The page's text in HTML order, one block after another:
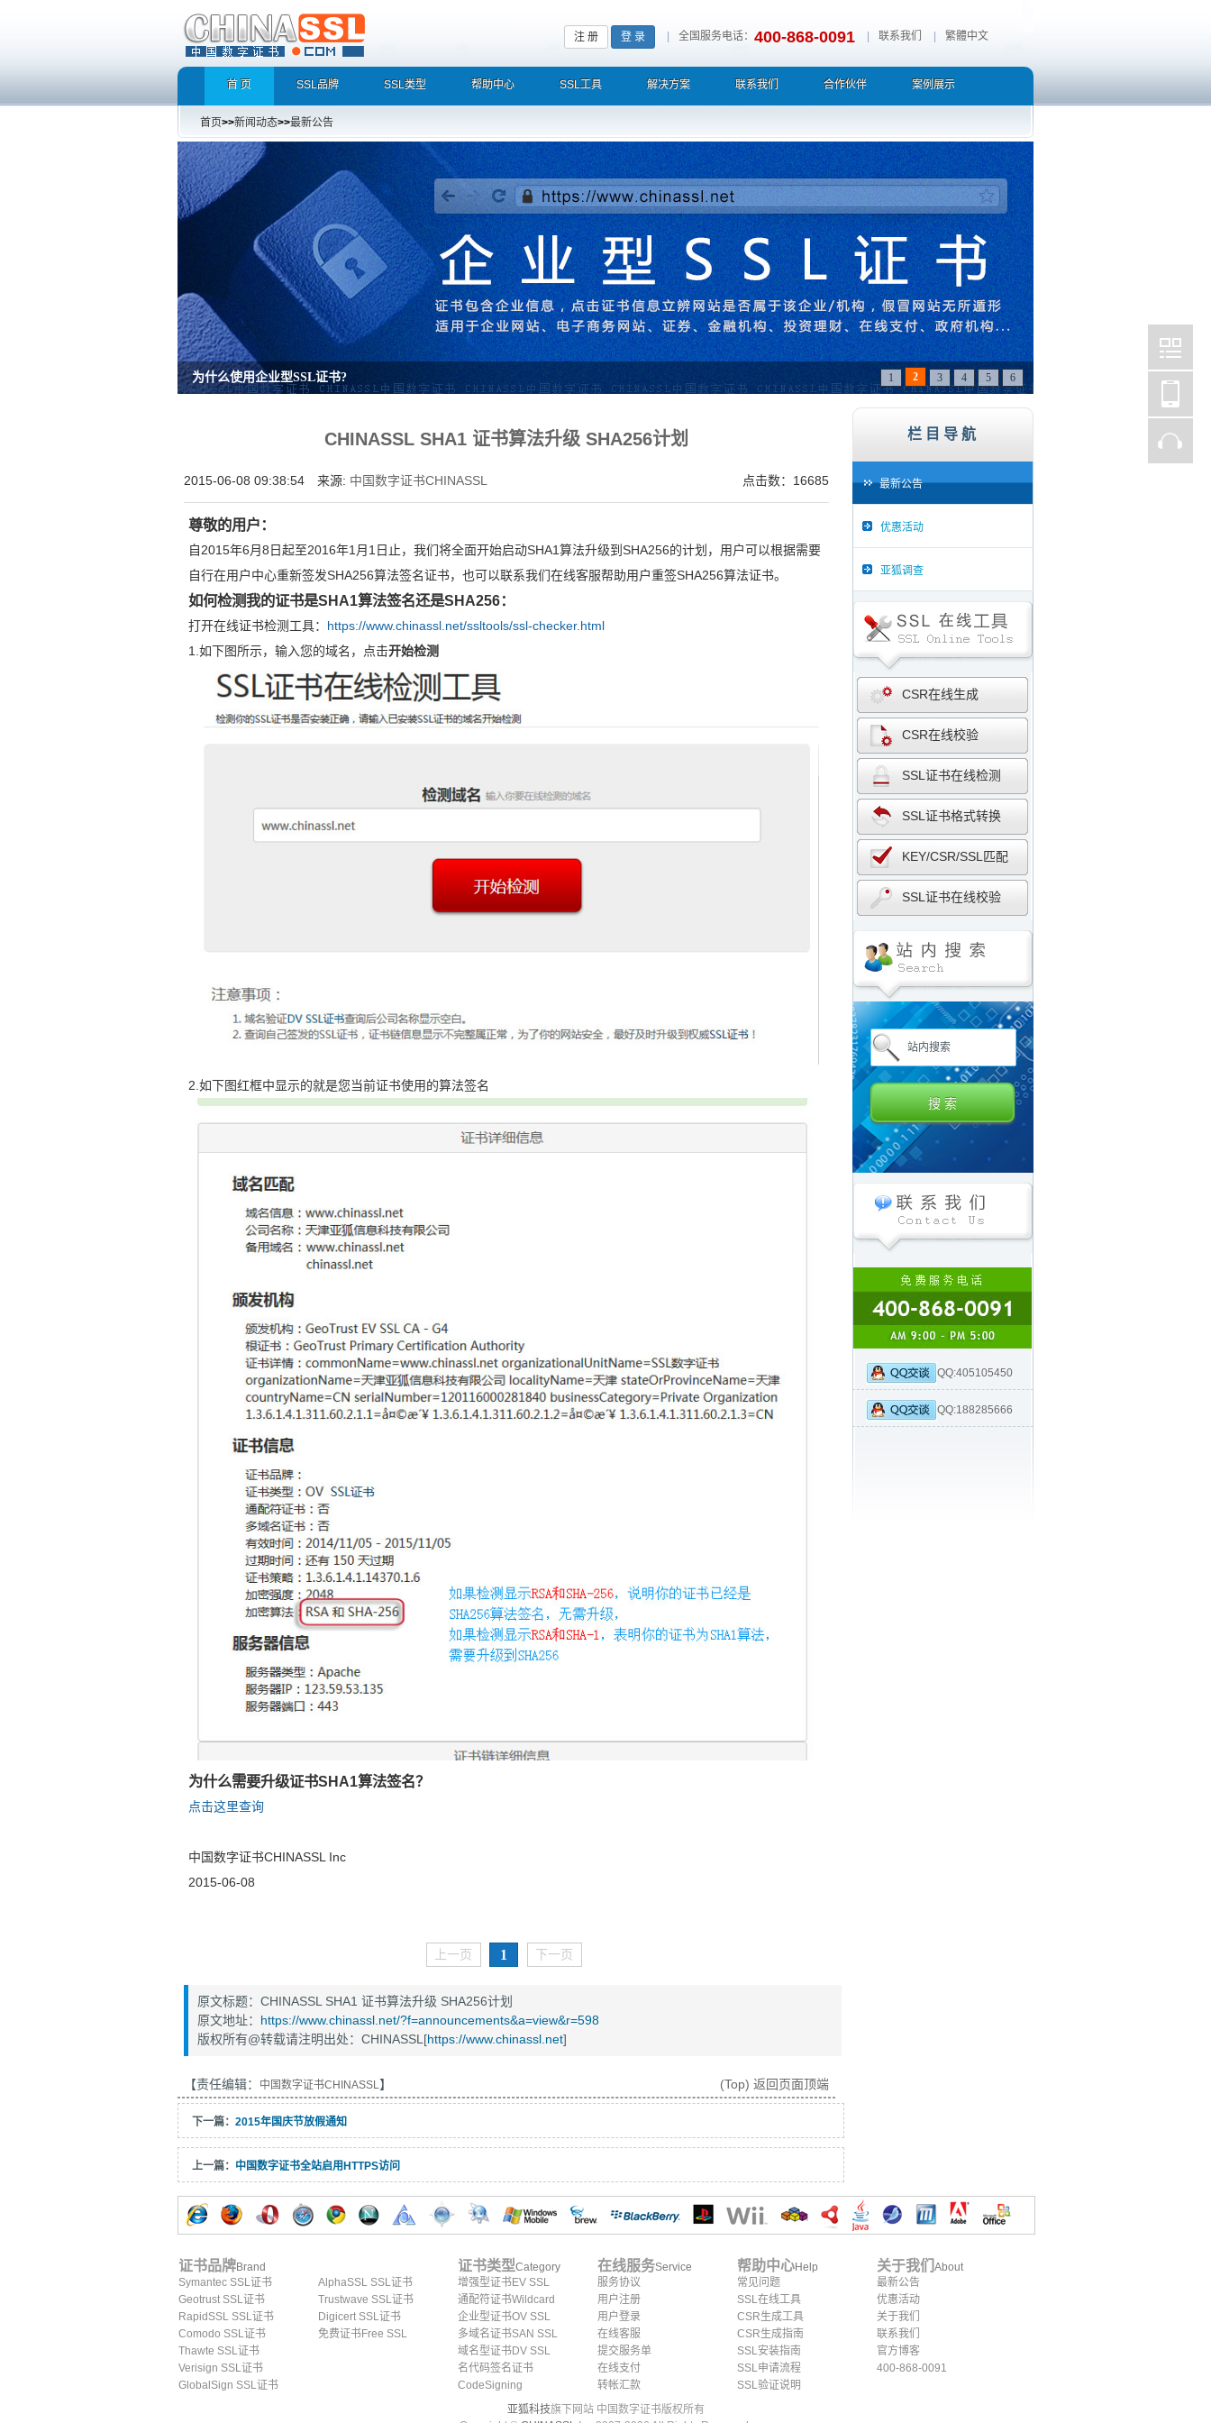
注 册 登 录 全国服务电话： 400-868-0091 联系我们 繁體中文
首 页 SSL品牌 SSL类型 帮助中心 SSL工具 解决方案 联系我们 合作伙伴 案例展示
首页>>新闻动态>>最新公告
为什么使用企业型SSL证书?
为什么企业型SSL证书? 证书包含企业信息，点击证书信息立辨网站是否属于该企业/机构，假冒网站无所遁形 适用于企业网站、电子商务网站、证券、金融机构、投资理财、在线支
1 2 3 4 5 6
CHINASSL SHA1 证书算法升级 SHA256计划
点击数：16685
2015-06-08 09:38:54 来源: 中国数字证书CHINASSL
尊敬的用户：
自2015年6月8日起至2016年1月1日止，我们将全面开始启动SHA1算法升级到SHA256的计划，用户可以根据需要
自行在用户中心重新签发SHA256算法签名证书，也可以联系我们在线客服帮助用户重签SHA256算法证书。
如何检测我的证书是SHA1算法签名还是SHA256：
打开在线证书检测工具： https://www.chinassl.net/ssltools/ssl-checker.html
1.如下图所示，输入您的域名，点击开始检测
2.如下图红框中显示的就是您当前证书使用的算法签名
为什么需要升级证书SHA1算法签名？
点击这里查询
中国数字证书CHINASSL Inc
2015-06-08
上一页 1 下一页
原文标题：CHINASSL SHA1 证书算法升级 SHA256计划
原文地址： https://www.chinassl.net/?f=announcements&a=view&r=598
版权所有@转载请注明出处：CHINASSL[https://www.chinassl.net]
【责任编辑： 中国数字证书CHINASSL】 (Top) 返回页面顶端
下一篇： 2015年国庆节放假通知
上一篇： 中国数字证书全站启用HTTPS访问
栏目导航
最新公告
优惠活动
亚狐调查
CSR在线生成
CSR在线校验
SSL证书在线检测
SSL证书格式转换
KEY/CSR/SSL匹配
SSL证书在线校验
QQ:405105450
QQ:188285666
证书品牌Brand
Symantec SSL证书
Geotrust SSL证书
RapidSSL SSL证书
Comodo SSL证书
Thawte SSL证书
Verisign SSL证书
GlobalSign SSL证书
AlphaSSL SSL证书
Trustwave SSL证书
Digicert SSL证书
免费证书Free SSL
证书类型Category
增强型证书EV SSL
通配符证书Wildcard
企业型证书OV SSL
多域名证书SAN SSL
域名型证书DV SSL
名代码签名证书
CodeSigning
在线服务Service
服务协议
用户注册
用户登录
在线客服
提交服务单
在线支付
转帐汇款
帮助中心Help
常见问题
SSL在线工具
CSR生成工具
CSR生成指南
SSL安装指南
SSL申请流程
SSL验证说明
关于我们 About
最新公告
优惠活动
关于我们
联系我们
官方博客
400-868-0091
亚狐科技旗下网站 中国数字证书版权所有